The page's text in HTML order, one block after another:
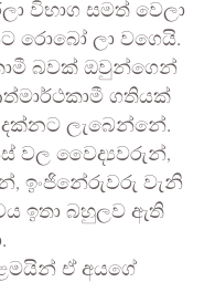
විභාග සමත් වෙලා
රොබෝ ලා වගෙයි.
බවක් ඔවුන්ගෙන්
ගතියක්
ලැබෙන්නේ.
වල වෛද්‍යවරුන්,
ඉංජිනේරුවරු වැනි
ඉතා බහුලව ඇති
ඒ අයගේ